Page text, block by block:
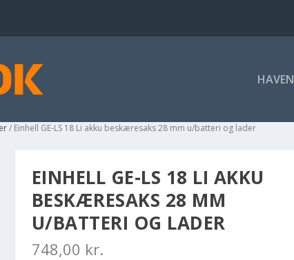
HAVEN
/ Einhell GE-LS 18 Li akku beskæresaks 28 mm u/batteri og lader
EINHELL GE-LS 18 LI AKKU
BESKÆRESAKS 28 MM
U/BATTERI OG LADER
748,00 kr.